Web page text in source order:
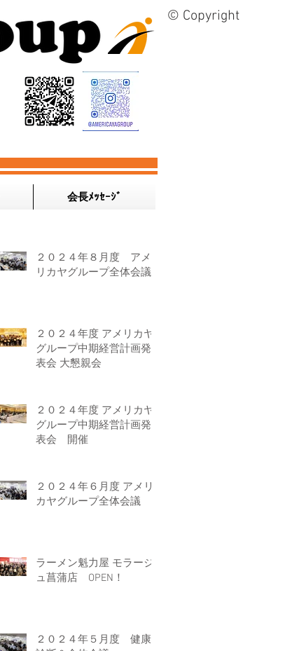
© Copyright
会長ﾒｯｾｰｼﾞ
２０２４年８月度 アメ
リカヤグループ全体会議
２０２４年度 アメリカヤ
グループ中期経営計画発
表会 大懇親会
２０２４年度 アメリカヤ
グループ中期経営計画発
表会 開催
２０２４年６月度 アメリ
カヤグループ全体会議
ラーメン魁力屋 モラージ
ュ菖蒲店 OPEN！
２０２４年５月度 健康